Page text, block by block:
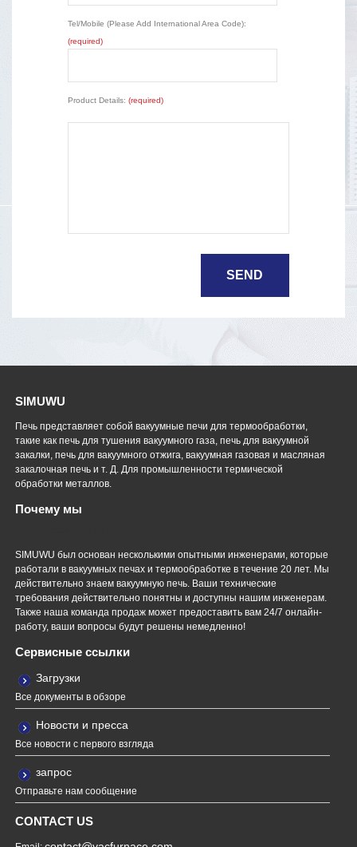
Tel/Mobile (Please Add International Area Code):
(required)
Product Details: (required)
SIMUWU
Печь представляет собой вакуумные печи для термообработки,
такие как печь для тушения вакуумного газа, печь для вакуумной
закалки, печь для вакуумного отжига, вакуумная газовая и масляная
закалочная печь и т. Д. Для промышленности термической
обработки металлов.
Почему мы
SIMUWU был основан несколькими опытными инженерами, которые
работали в вакуумных печах и термообработке в течение 20 лет. Мы
действительно знаем вакуумную печь. Ваши технические
требования действительно понятны и доступны нашим инженерам.
Также наша команда продаж может предоставить вам 24/7 онлайн-
работу, ваши вопросы будут решены немедленно!
Сервисные ссылки
Загрузки
Все документы в обзоре
Новости и пресса
Все новости с первого взгляда
запрос
Отправьте нам сообщение
CONTACT US